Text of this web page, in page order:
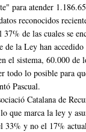
para atender
reconocidos
de las cuales se
de la Ley han
el sistema, 60.000 de
todo lo posible para
Pascual.
Catalana de
que marca la ley y
33% y no el 17%